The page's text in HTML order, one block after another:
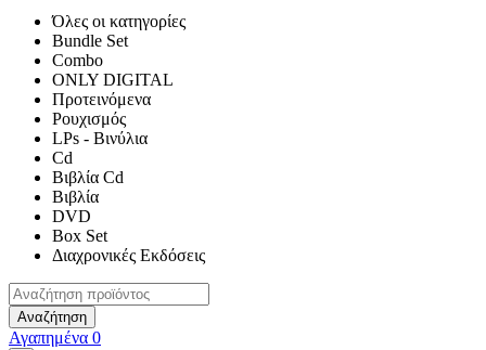
Όλες οι κατηγορίες
Bundle Set
Combo
ONLY DIGITAL
Προτεινόμενα
Ρουχισμός
LPs - Βινύλια
Cd
Βιβλία Cd
Βιβλία
DVD
Box Set
Διαχρονικές Εκδόσεις
Αναζήτηση
Αγαπημένα 0